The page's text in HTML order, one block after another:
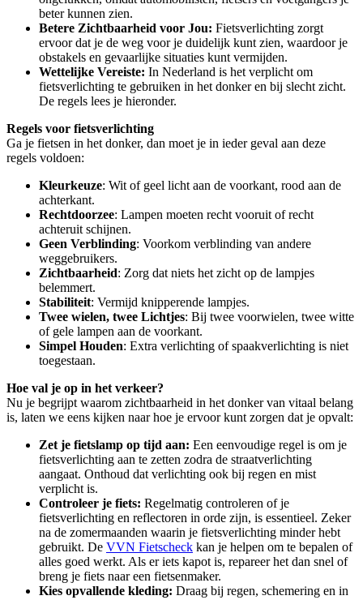
beter kunnen zien.
Betere Zichtbaarheid voor Jou: Fietsverlichting zorgt
ervoor dat je de weg voor je duidelijk kunt zien, waardoor je
obstakels en gevaarlijke situaties kunt vermijden.
Wettelijke Vereiste: In Nederland is het verplicht om
fietsverlichting te gebruiken in het donker en bij slecht zicht.
De regels lees je hieronder.
Regels voor fietsverlichting
Ga je fietsen in het donker, dan moet je in ieder geval aan deze
regels voldoen:
Kleurkeuze: Wit of geel licht aan de voorkant, rood aan de
achterkant.
Rechtdoorzee: Lampen moeten recht vooruit of recht
achteruit schijnen.
Geen Verblinding: Voorkom verblinding van andere
weggebruikers.
Zichtbaarheid: Zorg dat niets het zicht op de lampjes
belemmert.
Stabiliteit: Vermijd knipperende lampjes.
Twee wielen, twee Lichtjes: Bij twee voorwielen, twee witte
of gele lampen aan de voorkant.
Simpel Houden: Extra verlichting of spaakverlichting is niet
toegestaan.
Hoe val je op in het verkeer?
Nu je begrijpt waarom zichtbaarheid in het donker van vitaal belang
is, laten we eens kijken naar hoe je ervoor kunt zorgen dat je opvalt:
Zet je fietslamp op tijd aan: Een eenvoudige regel is om je
fietsverlichting aan te zetten zodra de straatverlichting
aangaat. Onthoud dat verlichting ook bij regen en mist
verplicht is.
Controleer je fiets: Regelmatig controleren of je
fietsverlichting en reflectoren in orde zijn, is essentieel. Zeker
na de zomermaanden waarin je fietsverlichting minder hebt
gebruikt. De VVN Fietscheck kan je helpen om te bepalen of
alles goed werkt. Als er iets kapot is, repareer het dan snel of
breng je fiets naar een fietsenmaker.
Kies opvallende kleding: Draag bij regen, schemering en in